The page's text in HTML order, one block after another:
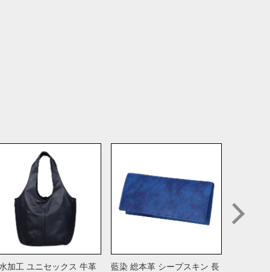
加工 ユニセックス 牛革
藍染 総本革 シープスキン 長